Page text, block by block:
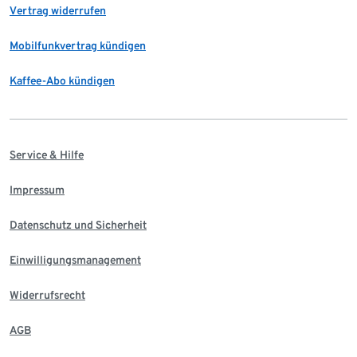
Vertrag widerrufen
Mobilfunkvertrag kündigen
Kaffee-Abo kündigen
Service & Hilfe
Impressum
Datenschutz und Sicherheit
Einwilligungsmanagement
Widerrufsrecht
AGB